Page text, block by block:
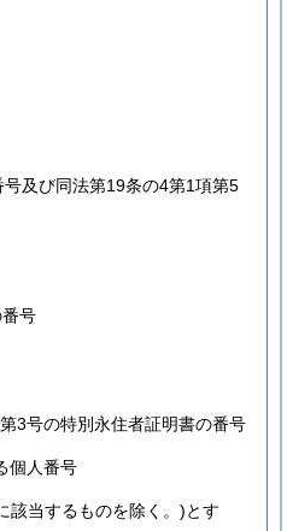
号及び同法第19条の4第1項第5
号
3号の特別永住者証明書の番号
個人番号
該当するものを除く。)とす